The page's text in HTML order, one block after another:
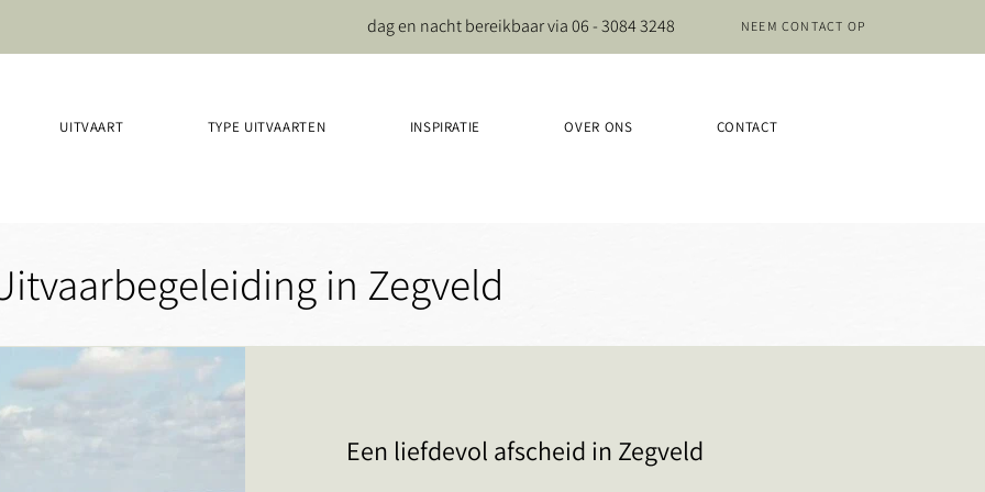
dag en nacht bereikbaar via06 - 3084 3248 NEEM CONTACT OP
UITVAART TYPE UITVAARTEN INSPIRATIE OVER ONS CONTACT
in Zegveld
Een liefdevol afscheid in Zegveld